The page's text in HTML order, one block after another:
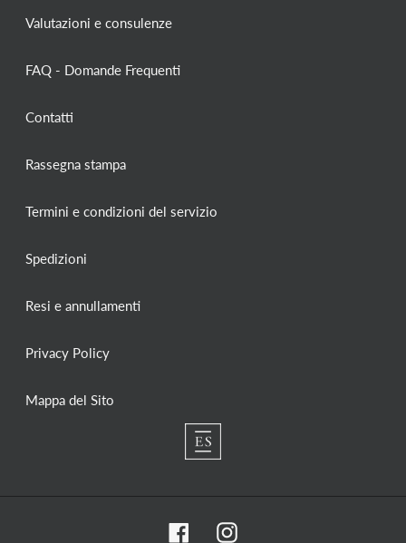
Valutazioni e consulenze
FAQ - Domande Frequenti
Contatti
Rassegna stampa
Termini e condizioni del servizio
Spedizioni
Resi e annullamenti
Privacy Policy
Mappa del Sito
FacebookInstagram